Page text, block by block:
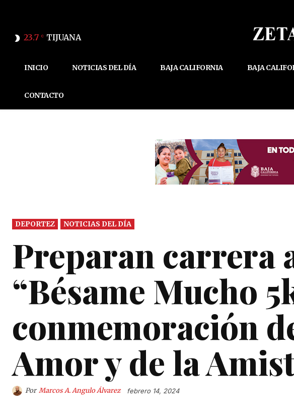
23.7 C TIJUANA
INICIO NOTICIAS DEL DÍA BAJA CALIFORNIA BAJA
CONTACTO
DEPORTEZ NOTICIAS DEL DÍA
Preparan carrera
“Bésame Mucho
conmemoración
Amor y de la
Por Marcos A. Angulo Álvarez febrero 14, 2024